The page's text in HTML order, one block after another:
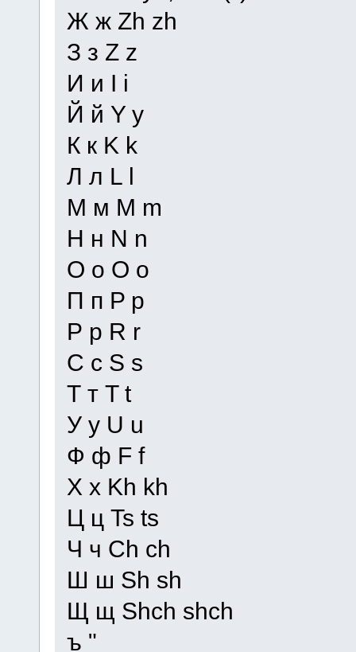
Ж ж Zh zh
З з Z z
И и I i
Й й Y y
К к K k
Л л L l
М м M m
Н н N n
О о O o
П п P p
Р р R r
С с S s
Т т T t
У у U u
Ф ф F f
Х х Kh kh
Ц ц Ts ts
Ч ч Ch ch
Ш ш Sh sh
Щ щ Shch shch
ъ "